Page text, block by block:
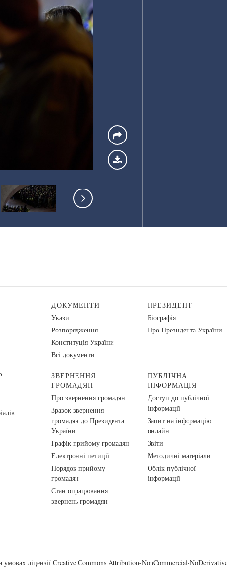
ДОКУМЕНТИ
Укази
Розпорядження
Конституція України
Всі документи
ПРЕЗИДЕНТ
Біографія
Про Президента України
ЗВЕРНЕННЯ
ГРОМАДЯН
Про звернення громадян
Зразок звернення
громадян до Президента
України
Графік прийому громадян
Електронні петиції
Порядок прийому
громадян
Стан опрацювання
звернень громадян
ПУБЛІЧНА
ІНФОРМАЦІЯ
Доступ до публічної
інформації
Запит на інформацію
онлайн
Звіти
Методичні матеріали
Облік публічної
інформації
ліцензії Creative Commons Attribution-NonCommercial-